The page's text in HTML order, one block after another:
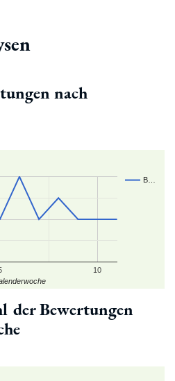
nach
B…
10
der Bewertungen